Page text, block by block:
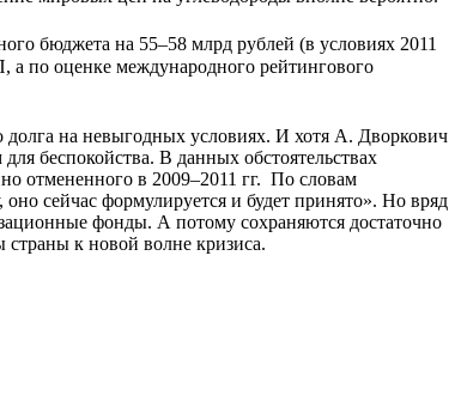
бюджета на 55–58 млрд рублей (в условиях 2011
по оценке международного рейтингового
долга на невыгодных условиях. И хотя А. Дворкович
беспокойства. В данных обстоятельствах
отмененного в 2009–2011 гг. По словам
сейчас формулируется и будет принято». Но вряд
фонды. А потому сохраняются достаточно
к новой волне кризиса.